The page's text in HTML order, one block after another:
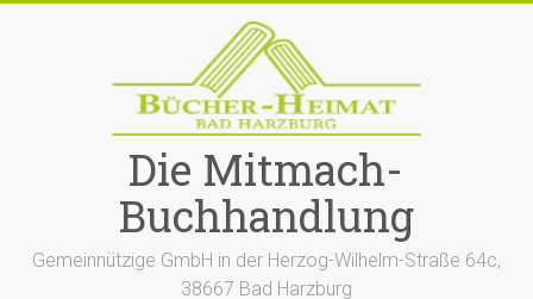
Die Mitmach-
Buchhandlung
Gemeinnützige GmbH in der Herzog-Wilhelm-Straße 64c,
38667 Bad Harzburg